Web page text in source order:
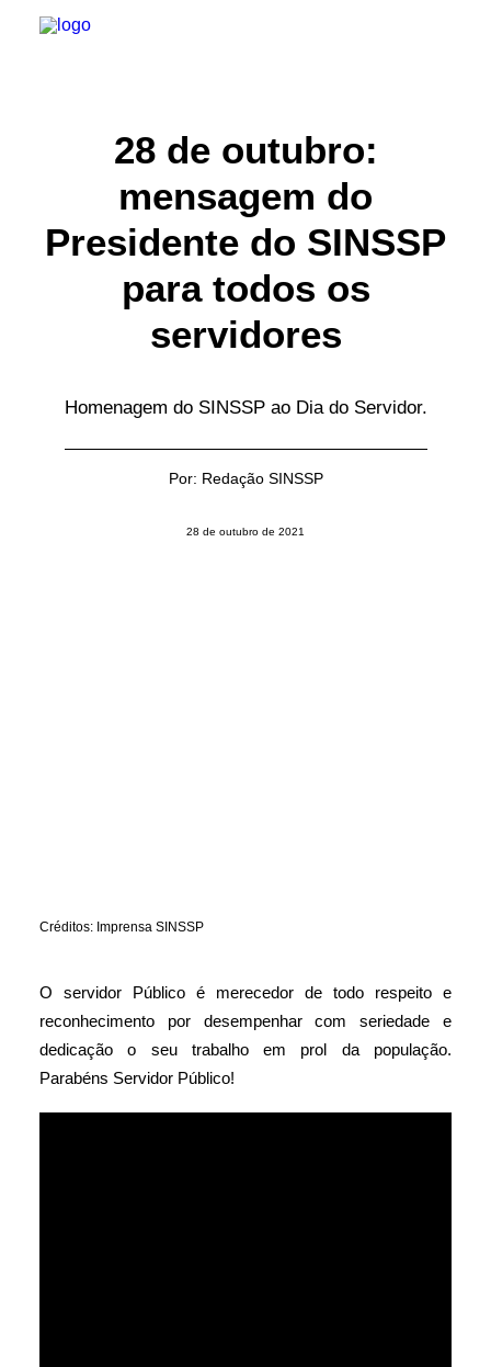
INSS
SESC
28 de outubro:
mensagem do
Presidente do SINSSP
para todos os
servidores
Homenagem do SINSSP ao Dia do Servidor.
Por: Redação SINSSP
28 de outubro de 2021
Créditos: Imprensa SINSSP
O servidor Público é merecedor de todo respeito e
reconhecimento por desempenhar com seriedade e
dedicação o seu trabalho em prol da população.
Parabéns Servidor Público!